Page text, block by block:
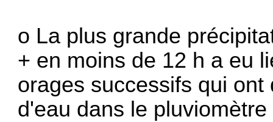
o La plus grande
+ en moins de 12 h a eu
orages successifs qui
d'eau dans le